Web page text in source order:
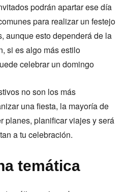
podrán apartar ese día
para realizar un festejo
aunque esto dependerá de la
si es algo más estilo
celebrar un domingo
no son los más
una fiesta, la mayoría de
planes, planificar viajes y será
a tu celebración.
temática